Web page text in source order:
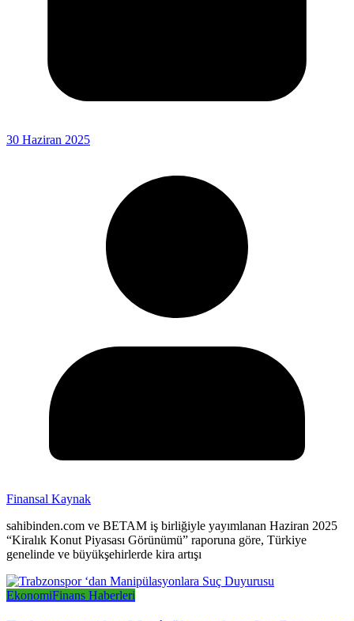
30 Haziran 2025
Finansal Kaynak
sahibinden.com ve BETAM iş birliğiyle yayımlanan Haziran 2025
“Kiralık Konut Piyasası Görünümü” raporuna göre, Türkiye
genelinde ve büyükşehirlerde kira artışı
EkonomiFinans Haberleri